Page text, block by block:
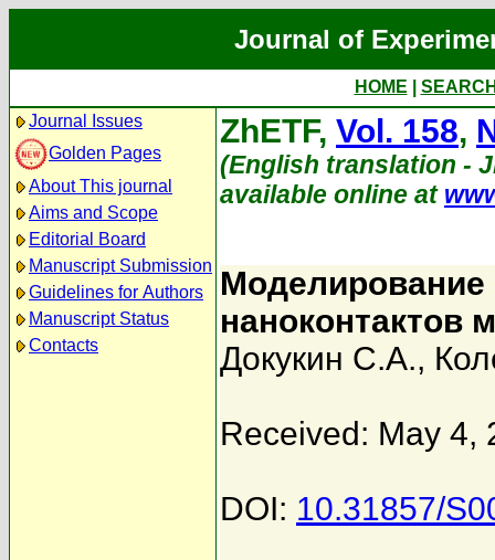
Journal of
HOME
Journal Issues
Golden Pages
About This journal
Aims and Scope
Editorial Board
Manuscript Submission
Guidelines for Authors
Manuscript Status
Contacts
ZhETF, Vol. 158,
(English translation -
available online at
наноконтактов
Докукин С.А.,
Received: May 4,
DOI: 10.31857/